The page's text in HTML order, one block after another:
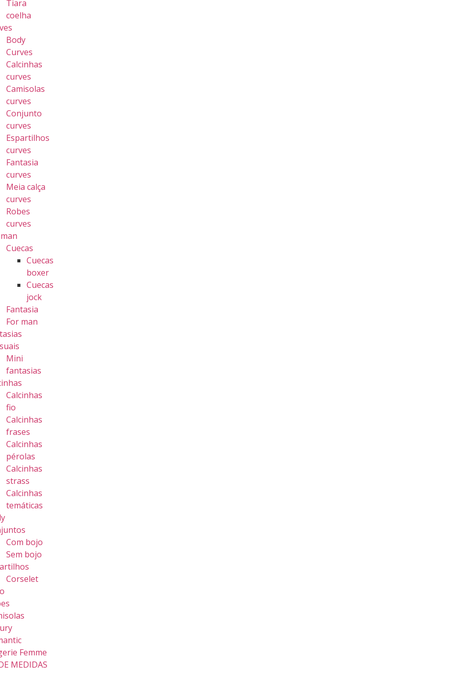
Tiara
coelha
Body
Curves
Calcinhas
curves
Camisolas
curves
Conjunto
curves
Espartilhos
curves
Fantasia
curves
Meia calça
curves
Robes
curves
Cuecas
Cuecas
boxer
Cuecas
jock
Fantasia
For man
Mini
fantasias
Calcinhas
fio
Calcinhas
frases
Calcinhas
pérolas
Calcinhas
strass
Calcinhas
temáticas
Com bojo
Sem bojo
Corselet
Femme
MEDIDAS